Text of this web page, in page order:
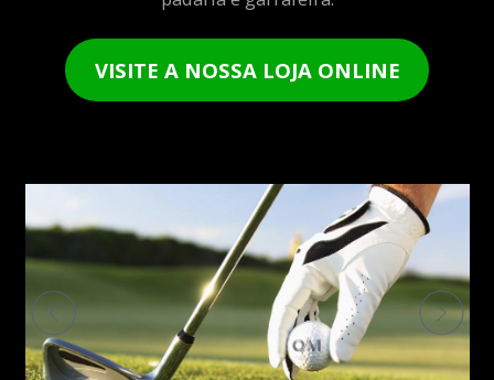
VISITE A NOSSA LOJA ONLINE